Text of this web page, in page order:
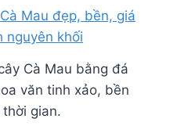
Cà Mau bằng đá
văn tinh xảo, bền
gian.